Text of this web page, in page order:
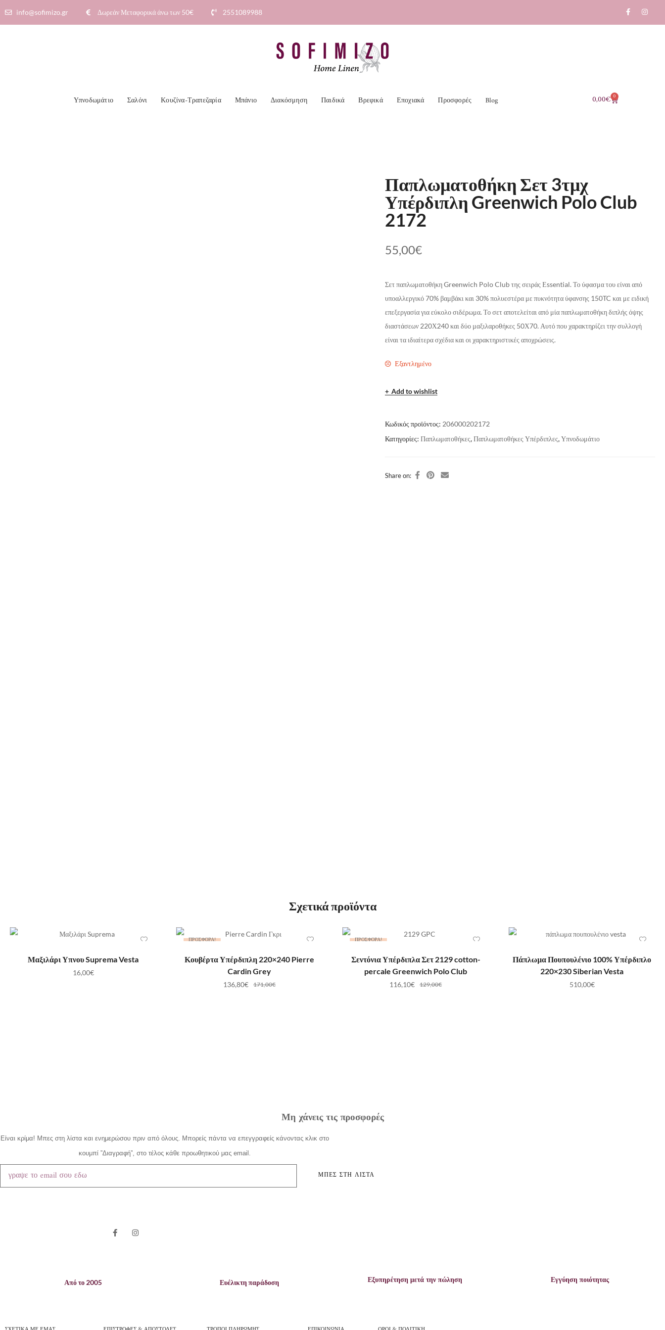
info@sofimizo.gr Δωρεάν Μεταφορικά άνω των 50€​ 2551089988
Υπνοδωμάτιο Σαλόνι Κουζίνα-Τραπεζαρία Μπάνιο Διακόσμηση Παιδικά Βρεφικά Εποχιακά Προσφορές Blog 0,00€ 0
Παπλωματοθήκη Σετ 3τμχ
Υπέρδιπλη Greenwich Polo Club
2172
55,00€
Σετ παπλωματοθήκη Greenwich Polo Club της σειράς Εssential. Το ύφασμα του είναι από
υποαλλεργικό 70% βαμβάκι και 30% πολυεστέρα με πυκνότητα ύφανσης 150TC και με ειδική
επεξεργασία για εύκολο σιδέρωμα. Το σετ αποτελείται από μία παπλωματοθήκη διπλής όψης
διαστάσεων 220Χ240 και δύο μαξιλαροθήκες 50Χ70. Αυτό που χαρακτηρίζει την συλλογή
είναι τα ιδιαίτερα σχέδια και οι χαρακτηριστικές αποχρώσεις.
Εξαντλημένο
Add to wishlist
Κωδικός προϊόντος: 206000202172
Κατηγορίες: Παπλωματοθήκες,Παπλωματοθήκες Υπέρδιπλες,Υπνοδωμάτιο
Share on:
Σχετικά προϊόντα
ΠΡΟΣΘΉΚΗ ΣΤΟ ΚΑΛΆΘΙ
Μαξιλάρι Υπνου Suprema Vesta
16,00€
ΠΡΟΣΦΟΡΆ!
ΠΡΟΣΘΉΚΗ ΣΤΟ ΚΑΛΆΘΙ
Κουβέρτα Υπέρδιπλη 220×240 Pierre
Cardin Grey
171,00€
136,80€
ΠΡΟΣΦΟΡΆ!
ΠΡΟΣΘΉΚΗ ΣΤΟ ΚΑΛΆΘΙ
Σεντόνια Υπέρδιπλα Σετ 2129 cotton-
percale Greenwich Polo Club
129,00€
116,10€
ΠΡΟΣΘΉΚΗ ΣΤΟ ΚΑΛΆΘΙ
Πάπλωμα Πουπουλένιο 100% Υπέρδιπλο
220×230 Siberian Vesta
510,00€
Μη χάνεις τις προσφορές
Είναι κρίμα! Μπες στη λίστα και ενημερώσου πριν από όλους. Μπορείς πάντα να επεγγραφείς κάνοντας κλικ στο
κουμπί ”Διαγραφή”, στο τέλος κάθε προωθητικού μας email.
ΜΠΕΣ ΣΤΗ ΛΙΣΤΑ
Από το 2005 Ευέλικτη παράδοση Εξυπηρέτηση μετά την πώληση Εγγύηση ποιότητας
ΣΧΕΤΙΚΑ ΜΕ ΕΜΑΣ ΕΠΙΣΤΡΟΦΕΣ & ΑΠΟΣΤΟΛΕΣ ΤΡΟΠΟΙ ΠΛΗΡΩΜΗΣ ΕΠΙΚΟΙΝΩΝΙΑ ΟΡΟΙ & ΠΟΛΙΤΙΚΗ